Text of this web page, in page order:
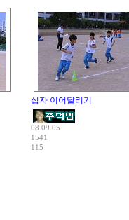
십자 이어달리기
08.09.05
1541
115